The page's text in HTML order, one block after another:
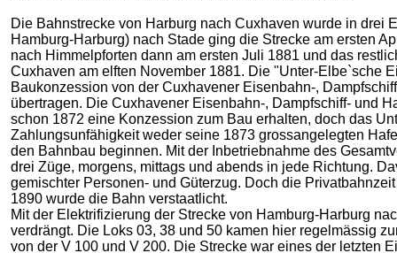
Die Bahnstrecke von Harburg nach Cuxhaven wurde in drei
Hamburg-Harburg) nach Stade ging die Strecke am ersten
nach Himmelpforten dann am ersten Juli 1881 und das
Cuxhaven am elften November 1881. Die "Unter-Elbe`sche
Baukonzession von der Cuxhavener Eisenbahn-,
übertragen. Die Cuxhavener Eisenbahn-, Dampfschiff- und
schon 1872 eine Konzession zum Bau erhalten, doch das
Zahlungsunfähigkeit weder seine 1873 grossangelegten
den Bahnbau beginnen. Mit der Inbetriebnahme des
drei Züge, morgens, mittags und abends in jede Richtung.
gemischter Personen- und Güterzug. Doch die
1890 wurde die Bahn verstaatlicht.
Mit der Elektrifizierung der Strecke von Hamburg-Harburg
verdrängt. Die Loks 03, 38 und 50 kamen hier regelmässig
von der V 100 und V 200. Die Strecke war eines der letzten